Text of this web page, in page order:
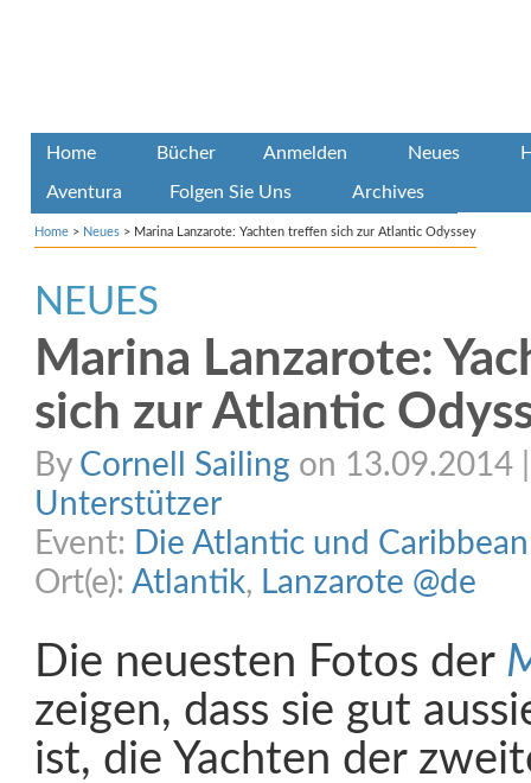
Home Bücher Anmelden Neues
Aventura Folgen Sie Uns Archives
Home > Neues > Marina Lanzarote: Yachten treffen sich zur Atlantic Odyssey
NEUES
Marina Lanzarote:
sich zur Atlantic
By Cornell Sailing on 13.09.2014 |
Unterstützer
Event: Die Atlantic und
Ort(e): Atlantik, Lanzarote @de
Die neuesten Fotos der
zeigen, dass sie gut
ist, die Yachten der